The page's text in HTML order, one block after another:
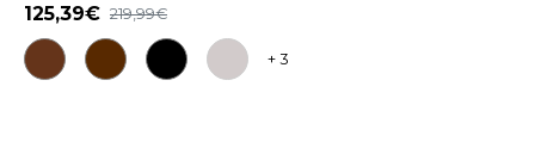
125,39 219,99
+ 3